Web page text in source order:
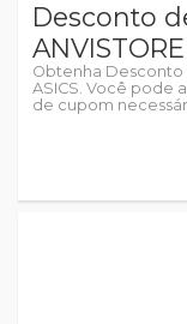
Desconto
ANVISTORE
Obtenha Desconto
ASICS. Você pode
de cupom